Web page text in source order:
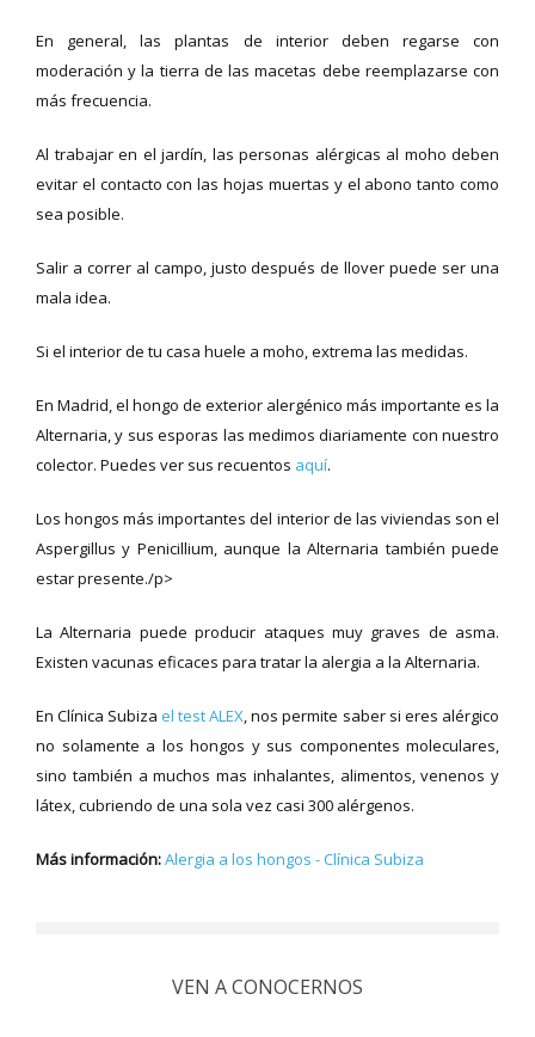
En general, las plantas de interior deben regarse con
moderación y la tierra de las macetas debe reemplazarse con
más frecuencia.
Al trabajar en el jardín, las personas alérgicas al moho deben
evitar el contacto con las hojas muertas y el abono tanto como
sea posible.
Salir a correr al campo, justo después de llover puede ser una
mala idea.
Si el interior de tu casa huele a moho, extrema las medidas.
En Madrid, el hongo de exterior alergénico más importante es la
Alternaria, y sus esporas las medimos diariamente con nuestro
colector. Puedes ver sus recuentos aquí.
Los hongos más importantes del interior de las viviendas son el
Aspergillus y Penicillium, aunque la Alternaria también puede
estar presente./p>
La Alternaria puede producir ataques muy graves de asma.
Existen vacunas eficaces para tratar la alergia a la Alternaria.
En Clínica Subiza el test ALEX, nos permite saber si eres alérgico
no solamente a los hongos y sus componentes moleculares,
sino también a muchos mas inhalantes, alimentos, venenos y
látex, cubriendo de una sola vez casi 300 alérgenos.
Más información:Alergia a los hongos - Clínica Subiza
VEN A CONOCERNOS